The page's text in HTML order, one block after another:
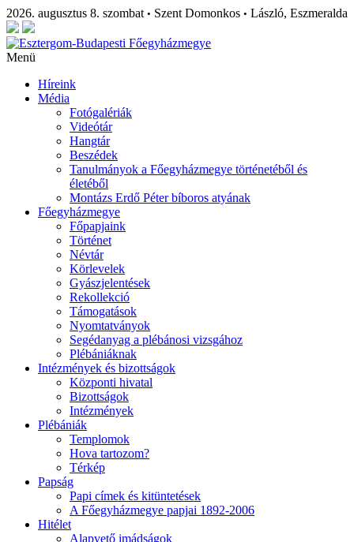
2026. augusztus 8. szombat • Szent Domonkos • László, Eszmeralda
Menü
Híreink
Média
Fotógalériák
Videótár
Hangtár
Beszédek
Tanulmányok a Főegyházmegye történetéből és
életéből
Montázs Erdő Péter bíboros atyának
Főegyházmegye
Főpapjaink
Történet
Névtár
Körlevelek
Gyászjelentések
Rekollekció
Támogatások
Nyomtatványok
Segédanyag a plébánosi vizsgához
Plébániáknak
Intézmények és bizottságok
Központi hivatal
Bizottságok
Intézmények
Plébániák
Templomok
Hova tartozom?
Térkép
Papság
Papi címek és kitüntetések
A Főegyházmegye papjai 1892-2006
Hitélet
Alapvető imádságok